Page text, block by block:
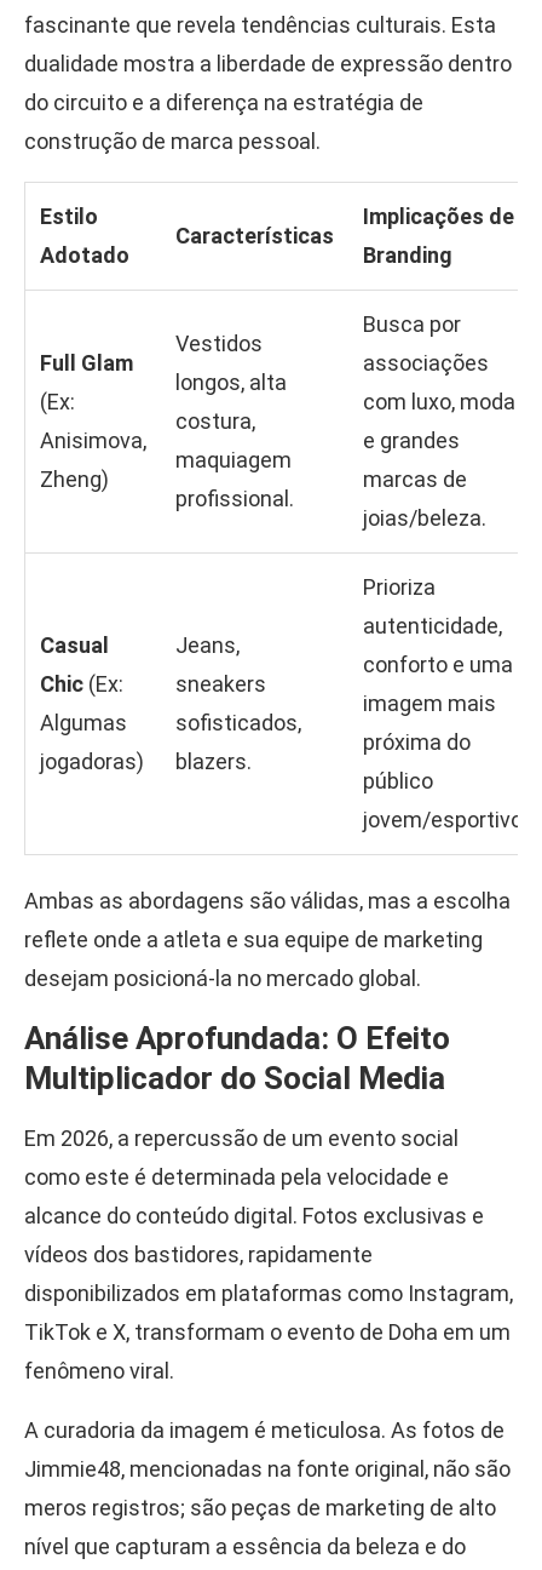
fascinante que revela tendências culturais. Esta
dualidade mostra a liberdade de expressão dentro
do circuito e a diferença na estratégia de
construção de marca pessoal.
Estilo
Adotado
Características
Implicações de
Branding
Full Glam
(Ex:
Anisimova,
Zheng)
Vestidos
longos, alta
costura,
maquiagem
profissional.
Busca por
associações
com luxo, moda
e grandes
marcas de
joias/beleza.
Casual
Chic (Ex:
Algumas
jogadoras)
Jeans,
sneakers
sofisticados,
blazers.
Prioriza
autenticidade,
conforto e uma
imagem mais
próxima do
público
jovem/esportivo.
Ambas as abordagens são válidas, mas a escolha
reflete onde a atleta e sua equipe de marketing
desejam posicioná-la no mercado global.
Análise Aprofundada: O Efeito
Multiplicador do Social Media
Em 2026, a repercussão de um evento social
como este é determinada pela velocidade e
alcance do conteúdo digital. Fotos exclusivas e
vídeos dos bastidores, rapidamente
disponibilizados em plataformas como Instagram,
TikTok e X, transformam o evento de Doha em um
fenômeno viral.
A curadoria da imagem é meticulosa. As fotos de
Jimmie48, mencionadas na fonte original, não são
meros registros; são peças de marketing de alto
nível que capturam a essência da beleza e do